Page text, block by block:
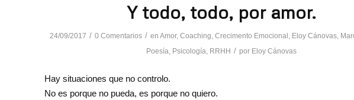
Y todo, todo, por amor.
24/09/2017 / 0 Comentarios / en Amor, Coaching, Crecimento Emocional, Eloy Cánovas,
Poesía, Psicología, RRHH / por Eloy Cánovas
Hay situaciones que no controlo.
No es porque no pueda, es porque no quiero.